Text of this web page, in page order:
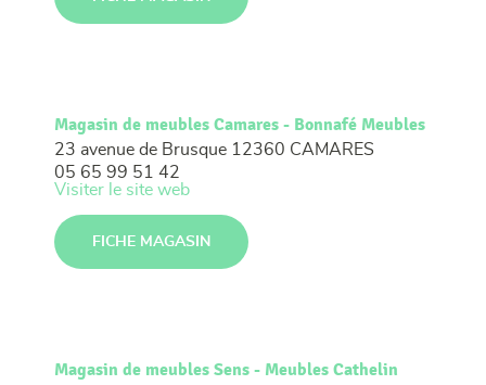
Magasin de meubles Camares - Bonnafé Meubles
23 avenue de Brusque 12360 CAMARES
05 65 99 51 42
Visiter le site web
FICHE MAGASIN
Magasin de meubles Sens - Meubles Cathelin